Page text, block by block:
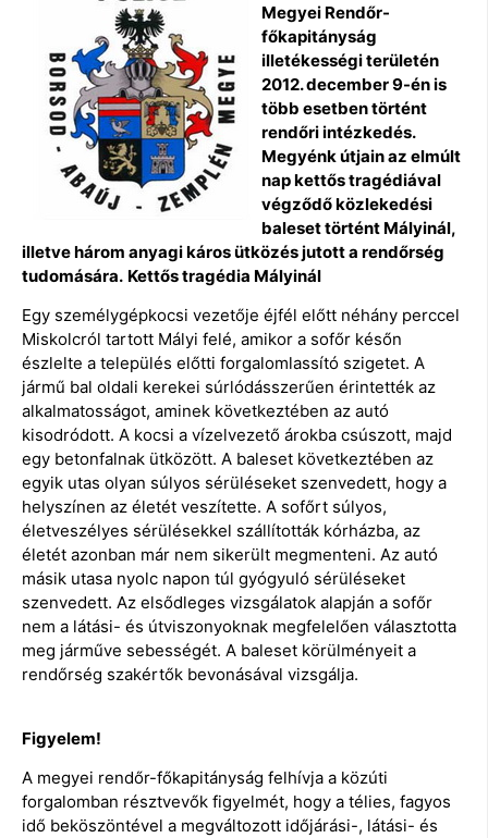
Megyei Rendőr-
főkapitányság
illetékességi területén
2012. december 9-én is
több esetben történt
rendőri intézkedés.
Megyénk útjain az elmúlt
nap kettős tragédiával
végződő közlekedési
baleset történt Mályinál,
illetve három anyagi káros ütközés jutott a rendőrség
tudomására. Kettős tragédia Mályinál
Egy személygépkocsi vezetője éjfél előtt néhány perccel
Miskolcról tartott Mályi felé, amikor a sofőr későn
észlelte a település előtti forgalomlassító szigetet. A
jármű bal oldali kerekei súrlódásszerűen érintették az
alkalmatosságot, aminek következtében az autó
kisodródott. A kocsi a vízelvezető árokba csúszott, majd
egy betonfalnak ütközött. A baleset következtében az
egyik utas olyan súlyos sérüléseket szenvedett, hogy a
helyszínen az életét veszítette. A sofőrt súlyos,
életveszélyes sérülésekkel szállították kórházba, az
életét azonban már nem sikerült megmenteni. Az autó
másik utasa nyolc napon túl gyógyuló sérüléseket
szenvedett. Az elsődleges vizsgálatok alapján a sofőr
nem a látási- és útviszonyoknak megfelelően választotta
meg járműve sebességét. A baleset körülményeit a
rendőrség szakértők bevonásával vizsgálja.
Figyelem!
A megyei rendőr-főkapitányság felhívja a közúti
forgalomban résztvevők figyelmét, hogy a télies, fagyos
idő beköszöntével a megváltozott időjárási-, látási- és